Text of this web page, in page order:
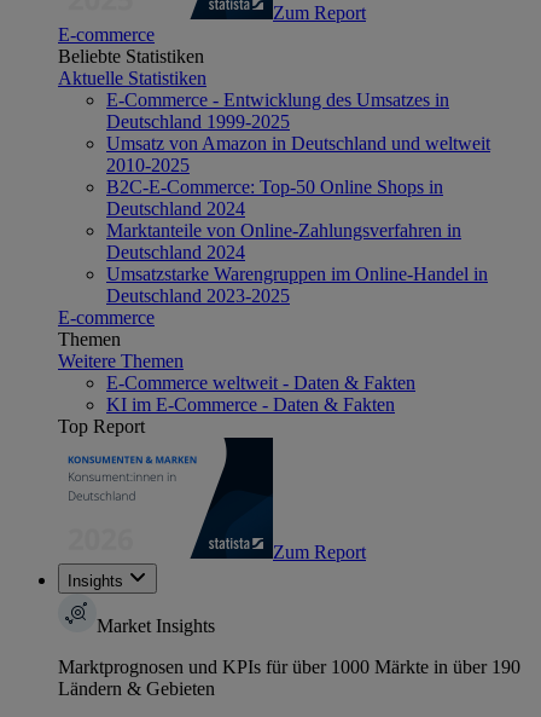
Zum Report
E-commerce
Beliebte Statistiken
Aktuelle Statistiken
E-Commerce - Entwicklung des Umsatzes in
Deutschland 1999-2025
Umsatz von Amazon in Deutschland und weltweit
2010-2025
B2C-E-Commerce: Top-50 Online Shops in
Deutschland 2024
Marktanteile von Online-Zahlungsverfahren in
Deutschland 2024
Umsatzstarke Warengruppen im Online-Handel in
Deutschland 2023-2025
E-commerce
Themen
Weitere Themen
E-Commerce weltweit - Daten & Fakten
KI im E-Commerce - Daten & Fakten
Top Report
Zum Report
Insights
Market Insights
Marktprognosen und KPIs für über 1000 Märkte in über 190
Ländern & Gebieten